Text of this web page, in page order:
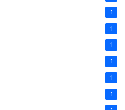
1
1
1
1
1
1